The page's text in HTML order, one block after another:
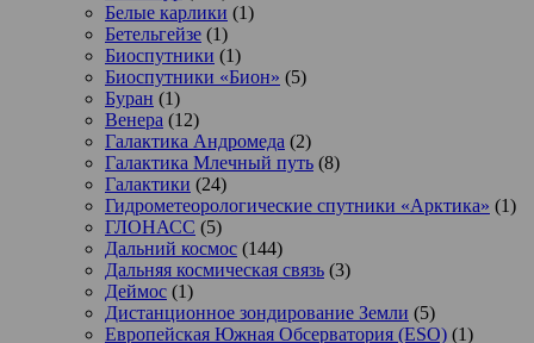
Белые карлики (1)
Бетельгейзе (1)
Биоспутники (1)
Биоспутники «Бион» (5)
Буран (1)
Венера (12)
Галактика Андромеда (2)
Галактика Млечный путь (8)
Галактики (24)
Гидрометеорологические спутники «Арктика» (1)
ГЛОНАСС (5)
Дальний космос (144)
Дальняя космическая связь (3)
Деймос (1)
Дистанционное зондирование Земли (5)
Европейская Южная Обсерватория (ESO) (1)